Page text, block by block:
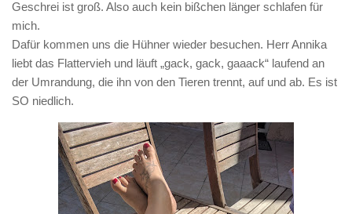
Geschrei ist groß. Also auch kein bißchen länger schlafen für
mich.
Dafür kommen uns die Hühner wieder besuchen. Herr Annika
liebt das Flattervieh und läuft „gack, gack, gaaack“ laufend an
der Umrandung, die ihn von den Tieren trennt, auf und ab. Es ist
SO niedlich.